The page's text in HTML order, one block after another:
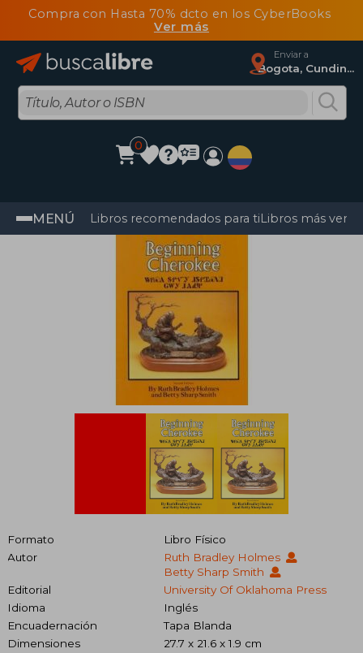
Compra con Hasta 70% dcto en los CyberBooks
Ver más
Enviar a
Bogota, Cundinamarca
0
MENÚ Libros recomendados para tiLibros más
Formato
Libro Físico
Autor
Ruth Bradley Holmes
Betty Sharp Smith
Editorial
University Of Oklahoma Press
Idioma
Inglés
Encuadernación
Tapa Blanda
Dimensiones
27.7 x 21.6 x 1.9 cm